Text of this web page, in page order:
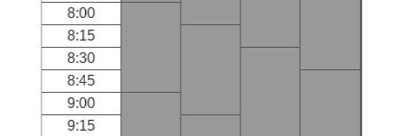
8:00
8:15
8:30
8:45
9:00
9:15